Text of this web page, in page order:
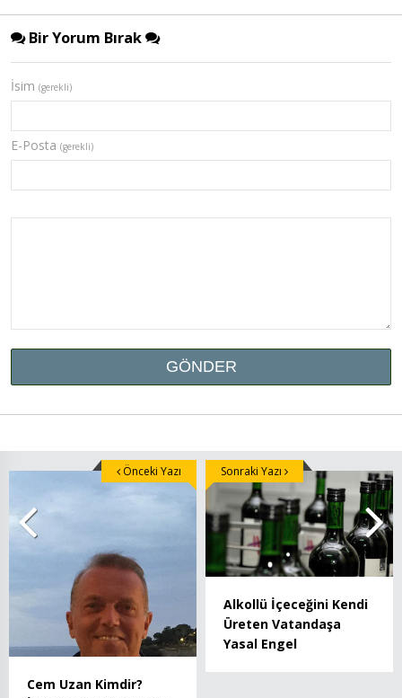
Bir Yorum Bırak
İsim (gerekli)
E-Posta (gerekli)
Cem Uzan Kimdir?
Önceki Yazı
Alkollü İçeceğini Kendi
Üreten Vatandaşa
Yasal Engel
Sonraki Yazı